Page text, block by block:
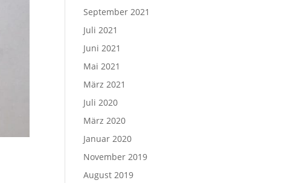
September 2021
Juli 2021
Juni 2021
Mai 2021
März 2021
Juli 2020
März 2020
Januar 2020
November 2019
August 2019